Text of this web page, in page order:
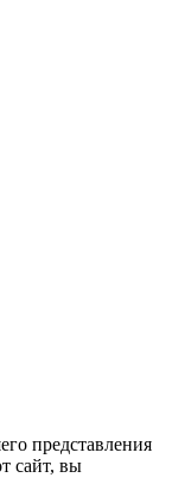
представления
сайт, вы